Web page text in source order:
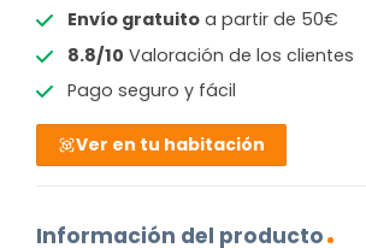
Envío gratuitoa partir de 50€
8.8/10 Valoración de los clientes
Pago seguro y fácil
Ver en tu habitación
Información del producto